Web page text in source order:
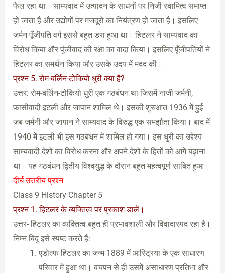
फैल रहा था। साम्यवाद में उत्पादन के साधनों पर निजी स्वामित्व समाप्त
हो जाता है और उद्योगों पर मजदूरों का नियंत्रण हो जाता है। इसलिए
जर्मन पूँजीपति वर्ग इससे बहुत डरा हुआ था। हिटलर ने साम्यवाद का
विरोध किया और पूंजीवाद की रक्षा का वादा किया। इसलिए पूँजीपतियों ने
हिटलर का समर्थन किया और उसके उदय में मदद की।
प्रश्न 5. रोम-बर्लिन-टोकियो धुरी क्या है?
उत्तर: रोम-बर्लिन-टोकियो धुरी एक गठबंधन था जिसमें नाजी जर्मनी,
फासीवादी इटली और जापान शामिल थे। इसकी शुरुआत 1936 में हुई
जब जर्मनी और जापान ने साम्यवाद के विरुद्ध एक समझौता किया। बाद में
1940 में इटली भी इस गठबंधन में शामिल हो गया। इस धुरी का उद्देश्य
साम्यवादी देशों का विरोध करना और अपने देशों के हितों को आगे बढ़ाना
था। यह गठबंधन द्वितीय विश्वयुद्ध के दौरान बहुत महत्वपूर्ण साबित हुआ।
दीर्घ उत्तरीय प्रश्न
Class 9 History Chapter 5
प्रश्न 1. हिटलर के व्यक्तित्व पर प्रकाश डालें।
उत्तर- हिटलर का व्यक्तित्व बहुत ही प्रभावशाली और विवादास्पद रहा है।
निम्न बिंदु इसे स्पष्ट करते हैं:
एडोल्फ हिटलर का जन्म 1889 में आस्ट्रिया के एक साधारण
परिवार में हुआ था। बचपन से ही उसमें असाधारण प्रतिभा और